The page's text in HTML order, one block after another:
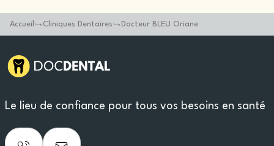
Accueil Cliniques Dentaires Docteur BLEU Oriane
Le lieu de confiance pour tous vos besoins en santé